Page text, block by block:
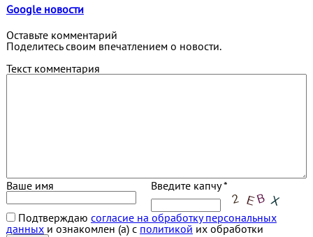
Google новости
Оставьте комментарий
Поделитесь своим впечатлением о новости.
Текст комментария
Ваше имя Введите капчу *
Подтверждаю согласие на обработку персональных
данныхи ознакомлен (а) с политикой их обработки